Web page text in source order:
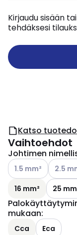
Kirjaudu sisään
tehdäksesi
Katso
Vaihtoehdot
Johtimen
Katso
1.5 mm² Katso
2.5
16 mm²
25
mukaan:
Cca Eca